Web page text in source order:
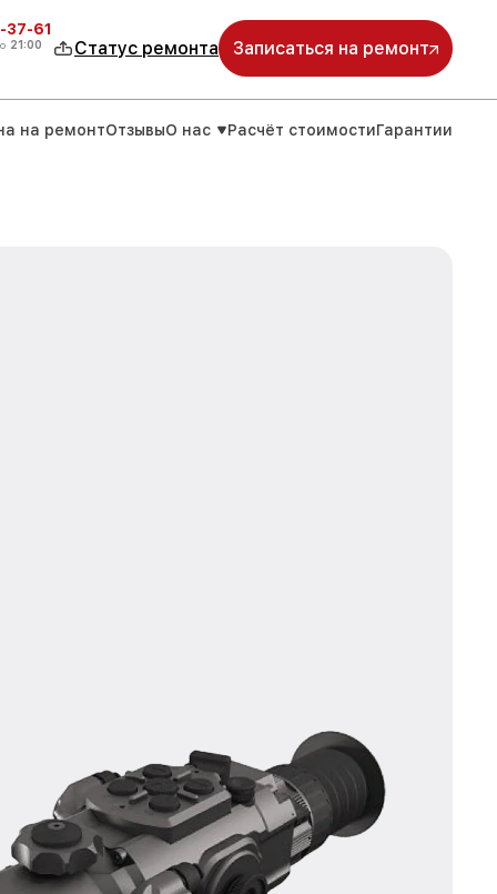
37-61
21:00 Статус ремонта Записаться на ремонт
на ремонтОтзывыО нас Расчёт стоимостиГарантии